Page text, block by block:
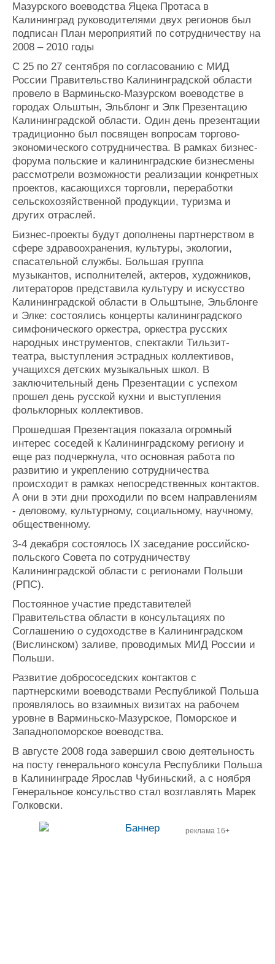
Мазурского воеводства Яцека Протаса в
Калининград руководителями двух регионов был
подписан План мероприятий по сотрудничеству на
2008 – 2010 годы
С 25 по 27 сентября по согласованию с МИД
России Правительство Калининградской области
провело в Варминьско-Мазурском воеводстве в
городах Ольштын, Эльблонг и Элк Презентацию
Калининградской области. Один день презентации
традиционно был посвящен вопросам торгово-
экономического сотрудничества. В рамках бизнес-
форума польские и калининградские бизнесмены
рассмотрели возможности реализации конкретных
проектов, касающихся торговли, переработки
сельскохозяйственной продукции, туризма и
других отраслей.
Бизнес-проекты будут дополнены партнерством в
сфере здравоохранения, культуры, экологии,
спасательной службы. Большая группа
музыкантов, исполнителей, актеров, художников,
литераторов представила культуру и искусство
Калининградской области в Ольштыне, Эльблонге
и Элке: состоялись концерты калининградского
симфонического оркестра, оркестра русских
народных инструментов, спектакли Тильзит-
театра, выступления эстрадных коллективов,
учащихся детских музыкальных школ. В
заключительный день Презентации с успехом
прошел день русской кухни и выступления
фольклорных коллективов.
Прошедшая Презентация показала огромный
интерес соседей к Калининградскому региону и
еще раз подчеркнула, что основная работа по
развитию и укреплению сотрудничества
происходит в рамках непосредственных контактов.
А они в эти дни проходили по всем направлениям
- деловому, культурному, социальному, научному,
общественному.
3-4 декабря состоялось IХ заседание российско-
польского Совета по сотрудничеству
Калининградской области с регионами Польши
(РПС).
Постоянное участие представителей
Правительства области в консультациях по
Соглашению о судоходстве в Калининградском
(Вислинском) заливе, проводимых МИД России и
Польши.
Развитие добрососедских контактов с
партнерскими воеводствами Республикой Польша
проявлялось во взаимных визитах на рабочем
уровне в Варминьско-Мазурское, Поморское и
Западнопоморское воеводства.
В августе 2008 года завершил свою деятельность
на посту генерального консула Республики Польша
в Калининграде Ярослав Чубиньский, а с ноября
Генеральное консульство стал возглавлять Марек
Голковски.
реклама 16+